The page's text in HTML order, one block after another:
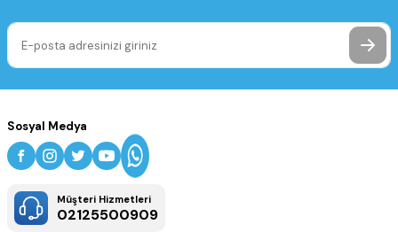
Sosyal Medya
Müşteri Hizmetleri
02125500909